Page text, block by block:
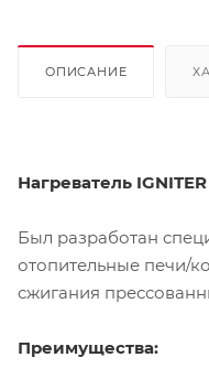
ОПИСАНИЕ
Нагреватель
Был разработан
отопительные печи/
сжигания
Преимущества: